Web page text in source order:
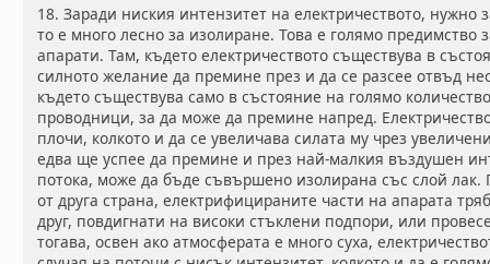
18. Заради ниския интензитет на електричеството, нужно
то е много лесно за изолиране. Това е голямо предимство
апарати. Там, където електричеството съществува в
силното желание да премине през и да се разсее отвъд
където съществува само в състояние на голямо
проводници, за да може да премине напред.
плочи, колкото и да се увеличава силата му чрез
едва ще успее да премине и през най-малкия въздушен
потока, може да бъде съвършено изолирана със слой лак.
от друга страна, електрифицираните части на апарата
друг, повдигнати на високи стъклени подпори, или
тогава, освен ако атмосферата е много суха,